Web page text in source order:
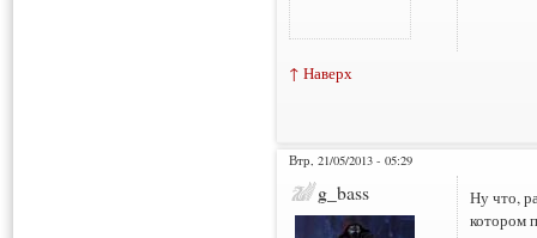
↑ Наверх
Втр, 21/05/2013 - 05:29
g_bass
Ну что,
котором